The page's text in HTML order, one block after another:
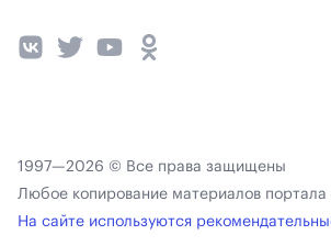
1997—2026 © Все права защищены
Любое копирование материалов портала
На сайте используются